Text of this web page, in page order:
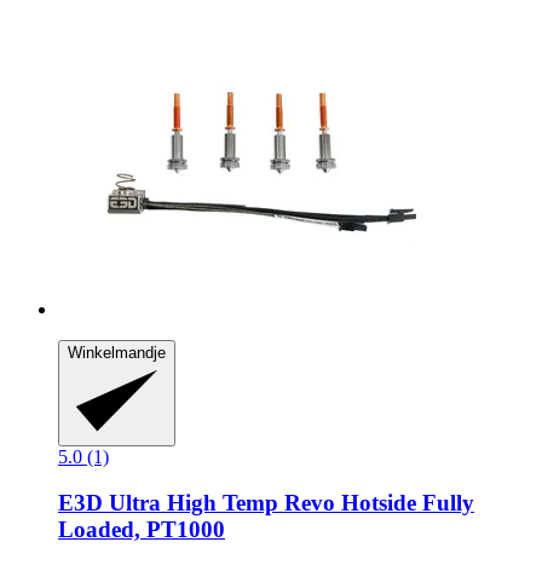
Winkelmandje
5.0 (1)
E3D Ultra High Temp Revo Hotside Fully
Loaded, PT1000